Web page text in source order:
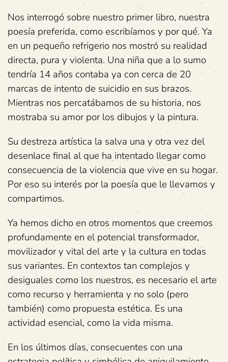
Nos interrogó sobre nuestro primer libro, nuestra
poesía preferida, como escribíamos y por qué. Ya
en un pequeño refrigerio nos mostró su realidad
directa, pura y violenta. Una niña que a lo sumo
tendría 14 años contaba ya con cerca de 20
marcas de intento de suicidio en sus brazos.
Mientras nos percatábamos de su historia, nos
mostraba su amor por los dibujos y la pintura.
Su destreza artística la salva una y otra vez del
desenlace final al que ha intentado llegar como
consecuencia de la violencia que vive en su hogar.
Por eso su interés por la poesía que le llevamos y
compartimos.
Ya hemos dicho en otros momentos que creemos
profundamente en el potencial transformador,
movilizador y vital del arte y la cultura en todas
sus variantes. En contextos tan complejos y
desiguales como los nuestros, es necesario el arte
como recurso y herramienta y no solo (pero
también) como propuesta estética. Es una
actividad esencial, como la vida misma.
En los últimos días, consecuentes con una